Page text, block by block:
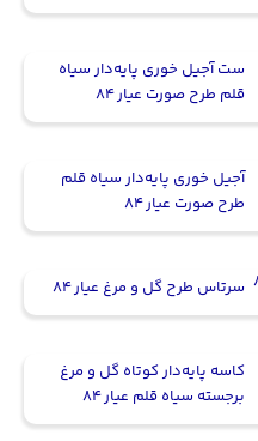
ست آجیل خوری پایه‌دار سیاه
قلم طرح صورت عیار ۸۴
آجیل خوری پایه‌دار سیاه قلم
طرح صورت عیار ۸۴
سرتاس طرح گل و مرغ عیار 84
کاسه پایه‌دار کوتاه گل و مرغ
برجسته سیاه قلم عیار ۸۴